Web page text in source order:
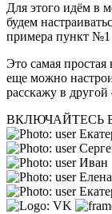
Для этого идём в
будем
примера пункт №1
Это самая простая
еще можно
расскажу в другой
ВКЛЮЧАЙТЕСЬ
Иван
Елена